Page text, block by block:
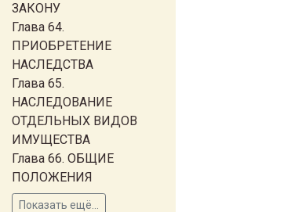
ЗАКОНУ
Глава 64.
ПРИОБРЕТЕНИЕ
НАСЛЕДСТВА
Глава 65.
НАСЛЕДОВАНИЕ
ОТДЕЛЬНЫХ ВИДОВ
ИМУЩЕСТВА
Глава 66. ОБЩИЕ
ПОЛОЖЕНИЯ
Показать ещё...